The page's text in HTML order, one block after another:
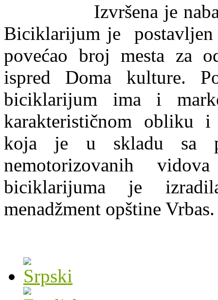
Izvršena je
Biciklarijum je
povećao broj mesta za
ispred Doma kulture.
biciklarijum ima i
karakterističnom obliku i
koja je u skladu sa
nemotorizovanih
biciklarijuma je
menadžment opštine Vrbas.